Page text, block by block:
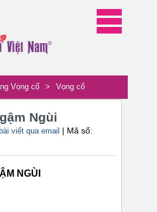
Vọng cổ > Vọng cổ
Ngùi
viết qua email | Mã số:
NGÙI